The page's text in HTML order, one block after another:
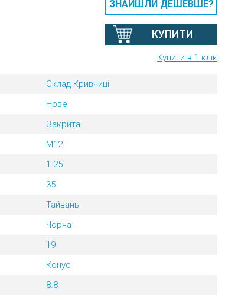
ЗНАЙШЛИ ДЕШЕВШЕ?
КУПИТИ
Купити в 1 клік
Склад Кривчиці
Нове
Закрита
M12
1.25
35
Тайвань
Чорна
19
Конус
8.8